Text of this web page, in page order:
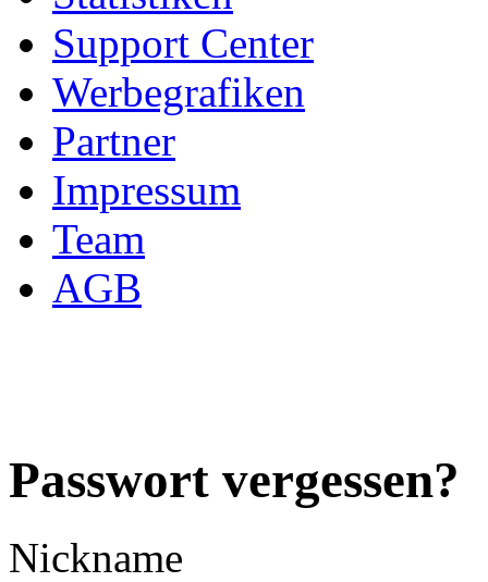
Support Center
Werbegrafiken
Partner
Impressum
Team
AGB
Passwort vergessen?
Nickname